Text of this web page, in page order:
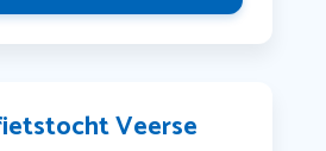
Veerse